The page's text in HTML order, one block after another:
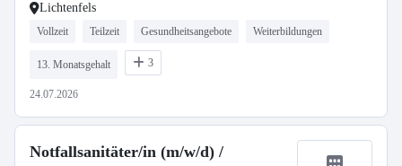
Lichtenfels
Vollzeit Teilzeit Gesundheitsangebote Weiterbildungen
13. Monatsgehalt 3
24.07.2026
Notfallsanitäter/in (m/w/d) /